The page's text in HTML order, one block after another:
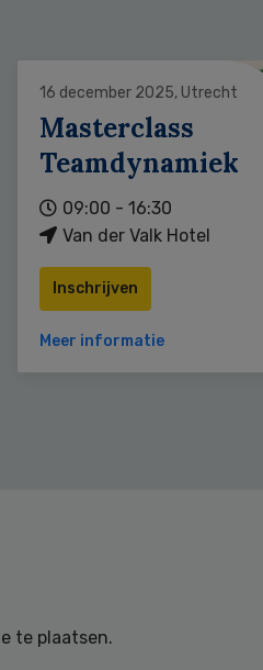
16 december 2025, Utrecht
Masterclass
Teamdynamiek
09:00 - 16:30
Van der Valk Hotel
Inschrijven
Meer informatie
te plaatsen.